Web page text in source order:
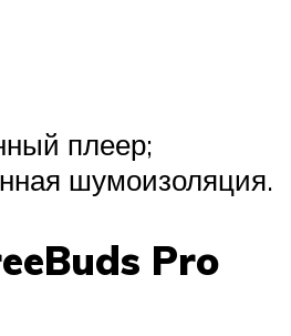
плеер;
шумоизоляция.
Pro